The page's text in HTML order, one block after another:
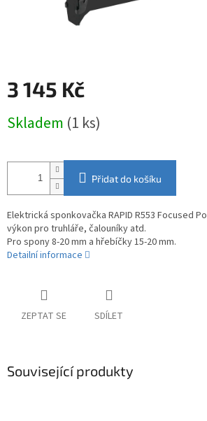
3 145 Kč
cena:
Skladem (1 ks)
Přidat do košíku
Elektrická sponkovačka RAPID R553 Focused
výkon pro truhláře, čalouníky atd.
Pro spony 8-20 mm a hřebíčky 15-20 mm.
Detailní informace
ZEPTAT SE SDÍLET
Související produkty